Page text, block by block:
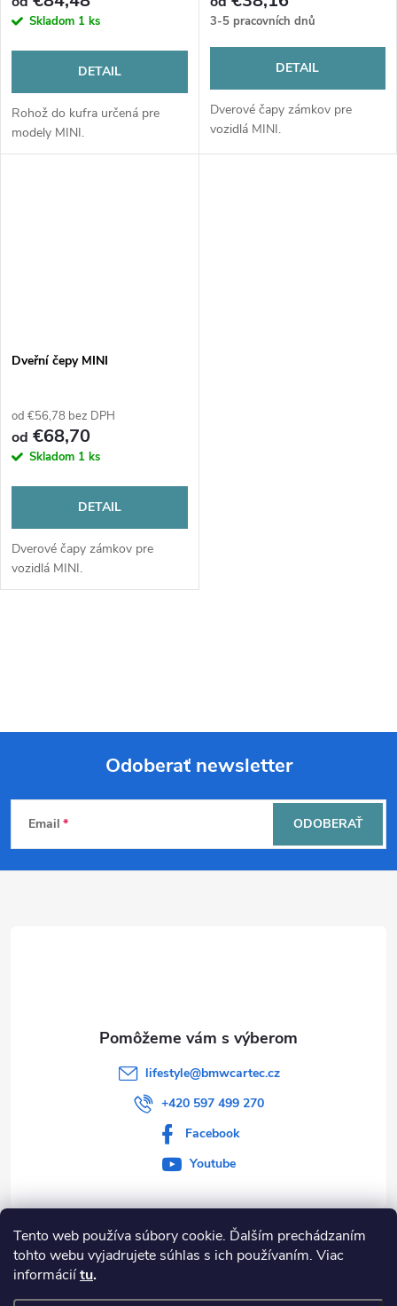
Tento web používa súbory cookie. Ďalším prechádzaním
tohto webu vyjadrujete súhlas s ich používaním. Viac
informáciítu.
Skladom 1 ks
DETAIL
Rohož do kufra určená pre
modely MINI.
3-5 pracovních dnů
DETAIL
Dverové čapy zámkov pre
vozidlá MINI.
Dveřní čepy MINI
od €56,78 bez DPH
od €68,70
Skladom 1 ks
DETAIL
Dverové čapy zámkov pre
vozidlá MINI.
c
p
i
s
Z
á
Odoberať newsletter
Email ODOBERAŤ
Informace pro vás
lifestyle@bmwcartec.cz
+420 597 499 270
Facebook
Youtube